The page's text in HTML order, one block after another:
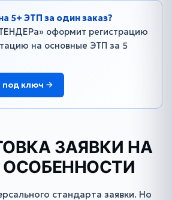
5+ ЭТП за один заказ?
оформит регистрацию
на основные ЭТП за 5
под ключ →
ЗАЯВКИ НА
стандарта заявки. Но